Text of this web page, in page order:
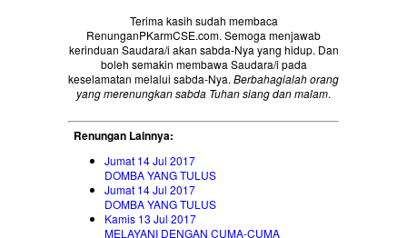
Terima kasih sudah membaca
RenunganPKarmCSE.com. Semoga menjawab
kerinduan Saudara/i akan sabda-Nya yang hidup. Dan
boleh semakin membawa Saudara/i pada
keselamatan melalui sabda-Nya. Berbahagialah orang
yang merenungkan sabda Tuhan siang dan malam.
Renungan Lainnya:
Jumat 14 Jul 2017
DOMBA YANG TULUS
Jumat 14 Jul 2017
DOMBA YANG TULUS
Kamis 13 Jul 2017
MELAYANI DENGAN CUMA-CUMA